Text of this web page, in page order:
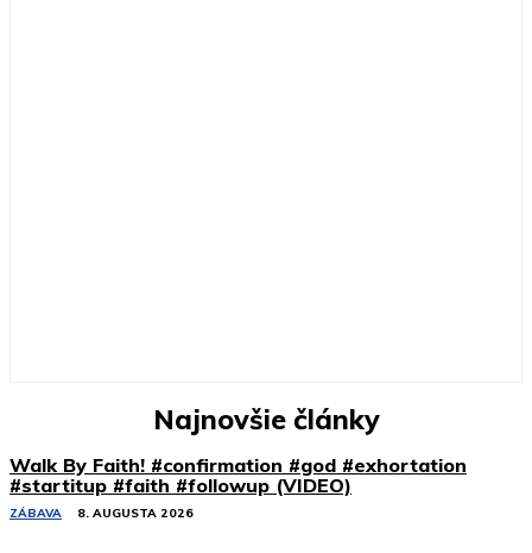
Najnovšie články
Walk By Faith! #confirmation #god #exhortation
#startitup #faith #followup (VIDEO)
ZÁBAVA 8. AUGUSTA 2026